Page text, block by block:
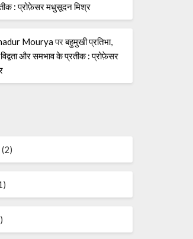
: प्रोफ़ेसर मधुसूदन मिश्र
Mouryaपरबहुमुखी प्रतिभा,
विद्वता और समभाव के प्रतीक : प्रोफ़ेसर
(2)